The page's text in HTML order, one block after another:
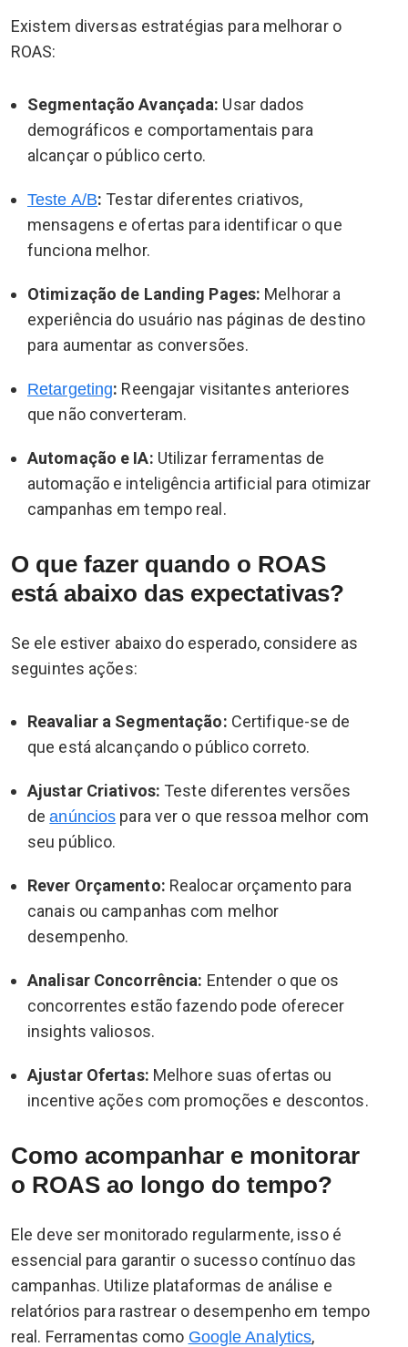
Existem diversas estratégias para melhorar o
ROAS:
Segmentação Avançada: Usar dados
demográficos e comportamentais para
alcançar o público certo.
Teste A/B: Testar diferentes criativos,
mensagens e ofertas para identificar o que
funciona melhor.
Otimização de Landing Pages: Melhorar a
experiência do usuário nas páginas de destino
para aumentar as conversões.
Retargeting: Reengajar visitantes anteriores
que não converteram.
Automação e IA: Utilizar ferramentas de
automação e inteligência artificial para otimizar
campanhas em tempo real.
O que fazer quando o ROAS
está abaixo das expectativas?
Se ele estiver abaixo do esperado, considere as
seguintes ações:
Reavaliar a Segmentação: Certifique-se de
que está alcançando o público correto.
Ajustar Criativos: Teste diferentes versões
deanúncios para ver o que ressoa melhor com
seu público.
Rever Orçamento: Realocar orçamento para
canais ou campanhas com melhor
desempenho.
Analisar Concorrência: Entender o que os
concorrentes estão fazendo pode oferecer
insights valiosos.
Ajustar Ofertas: Melhore suas ofertas ou
incentive ações com promoções e descontos.
Como acompanhar e monitorar
o ROAS ao longo do tempo?
Ele deve ser monitorado regularmente, isso é
essencial para garantir o sucesso contínuo das
campanhas. Utilize plataformas de análise e
relatórios para rastrear o desempenho em tempo
real. Ferramentas como Google Analytics,